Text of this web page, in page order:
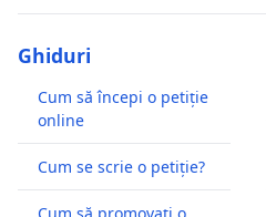
Ghiduri
Cum să începi o petiție
online
Cum se scrie o petiție?